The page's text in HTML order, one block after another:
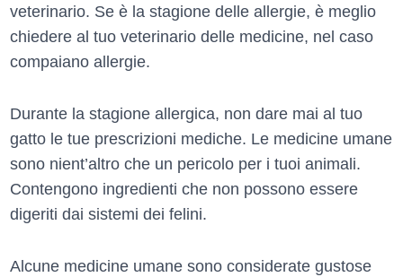
veterinario. Se è la stagione delle allergie, è meglio
chiedere al tuo veterinario delle medicine, nel caso
compaiano allergie.
Durante la stagione allergica, non dare mai al tuo
gatto le tue prescrizioni mediche. Le medicine umane
sono nient’altro che un pericolo per i tuoi animali.
Contengono ingredienti che non possono essere
digeriti dai sistemi dei felini.
Alcune medicine umane sono considerate gustose